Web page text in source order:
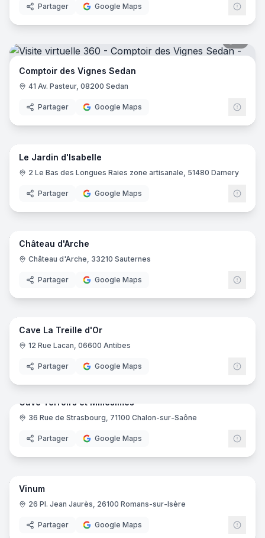
Partager Google Maps
Comptoir des Vignes Sedan
41 Av. Pasteur, 08200 Sedan
Partager Google Maps
3
Le Jardin d'Isabelle
2 Le Bas des Longues Raies zone artisanale, 51480 Damery
Partager Google Maps
10
Château d'Arche
Château d'Arche, 33210 Sauternes
Partager Google Maps
7
Cave La Treille d'Or
12 Rue Lacan, 06600 Antibes
Partager Google Maps
15
Cave Terroirs et Millésimes
36 Rue de Strasbourg, 71100 Chalon-sur-Saône
Partager Google Maps
7
Vinum
26 Pl. Jean Jaurès, 26100 Romans-sur-Isère
Partager Google Maps